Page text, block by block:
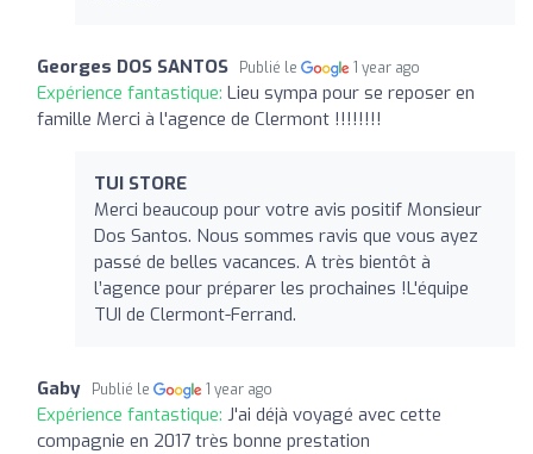
Georges DOS SANTOS Publié le 1 year ago
Expérience fantastique: Lieu sympa pour se reposer en
famille Merci à l'agence de Clermont !!!!!!!!
TUI STORE
Merci beaucoup pour votre avis positif Monsieur
Dos Santos. Nous sommes ravis que vous ayez
passé de belles vacances. A très bientôt à
l’agence pour préparer les prochaines !L'équipe
TUI de Clermont-Ferrand.
Gaby Publié le 1 year ago
Expérience fantastique: J'ai déjà voyagé avec cette
compagnie en 2017 très bonne prestation